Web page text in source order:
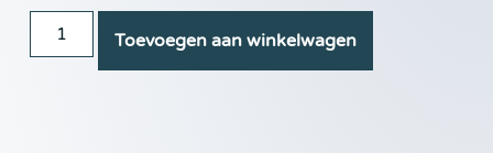
Toevoegen aan winkelwagen